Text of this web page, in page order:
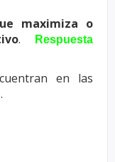
maximiza o
.
Respuesta
en las